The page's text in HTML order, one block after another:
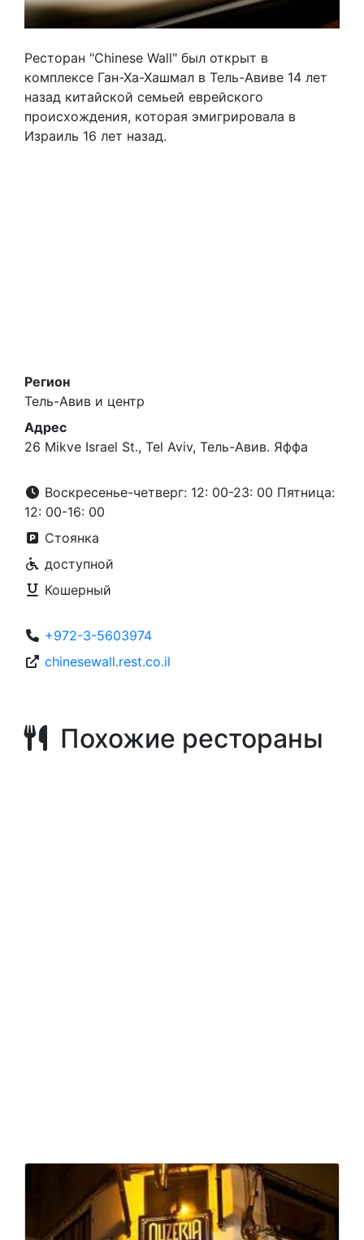
Ресторан "Chinese Wall" был открыт в
комплексе Ган-Ха-Хашмал в Тель-Авиве 14 лет
назад китайской семьей еврейского
происхождения, которая эмигрировала в
Израиль 16 лет назад.
Регион
Тель-Авив и центр
Адрес
26 Mikve Israel St., Tel Aviv, Тель-Авив. Яффа
Воскресенье-четверг: 12: 00-23: 00 Пятница:
12: 00-16: 00
Стоянка
доступной
Кошерный
+972-3-5603974
chinesewall.rest.co.il
Похожие рестораны